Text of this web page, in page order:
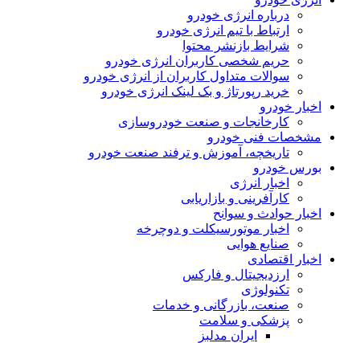
درباره انرژی خودرو
ارتباط با تیم انرژی خودرو
شرایط بازنشر محتوا
حریم شخصی کاربران انرژی خودرو
سوالات متداول کاربران از انرژی خودرو
خرید رپورتاژ و بک لینک انرژی خودرو
اخبار خودرو
کارخانجات و صنعت خودروسازی
مشخصات فنی خودرو
تاریخچه، آموزش و ترفند صنعت خودرو
بورس خودرو
اخبار انرژی
کارآفرینی و بازاریابی
اخبار حوادث و سوانح
اخبار موتورسیکلت و دوچرخه
صنایع هوایی
اخبار اقتصادی
ارزدیجیتال و فارکس
تکنولوژی
صنعت، بازرگانی و خدمات
پزشکی و سلامت
ایران مدلبز